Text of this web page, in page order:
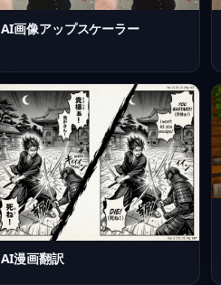
AI画像アップスケーラー
AI漫画翻訳